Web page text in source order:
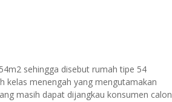
sehingga disebut rumah tipe 54
kelas menengah yang mengutamakan
masih dapat dijangkau konsumen calon